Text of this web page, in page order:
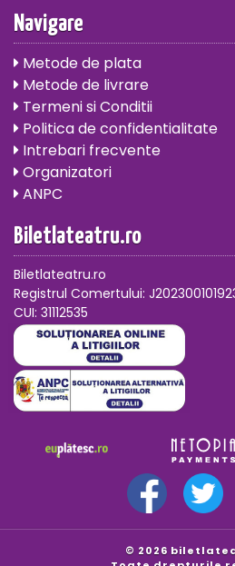
Navigare
Metode de plata
Metode de livrare
Termeni si Conditii
Politica de confidentialitate
Intrebari frecvente
Organizatori
ANPC
Biletlateatru.ro
Biletlateatru.ro
Registrul Comertului:
CUI: 31112535
© 2026